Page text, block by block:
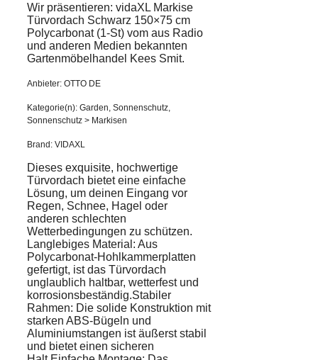
Wir präsentieren: vidaXL Markise
Türvordach Schwarz 150×75 cm
Polycarbonat (1-St) vom aus Radio
und anderen Medien bekannten
Gartenmöbelhandel Kees Smit.
Anbieter: OTTO DE
Kategorie(n): Garden, Sonnenschutz,
Sonnenschutz > Markisen
Brand: VIDAXL
Dieses exquisite, hochwertige
Türvordach bietet eine einfache
Lösung, um deinen Eingang vor
Regen, Schnee, Hagel oder
anderen schlechten
Wetterbedingungen zu schützen.
Langlebiges Material: Aus
Polycarbonat-Hohlkammerplatten
gefertigt, ist das Türvordach
unglaublich haltbar, wetterfest und
korrosionsbeständig.Stabiler
Rahmen: Die solide Konstruktion mit
starken ABS-Bügeln und
Aluminiumstangen ist äußerst stabil
und bietet einen sicheren